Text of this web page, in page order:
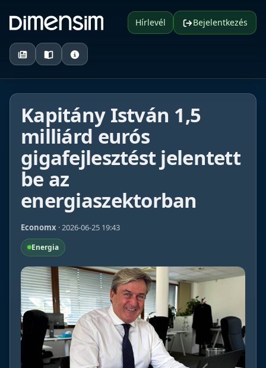
Hírlevél Bejelentkezés
Kapitány István 1,5
milliárd eurós
gigafejlesztést jelentett
be az
energiaszektorban
Economx · 2026-06-25 19:43
Energia